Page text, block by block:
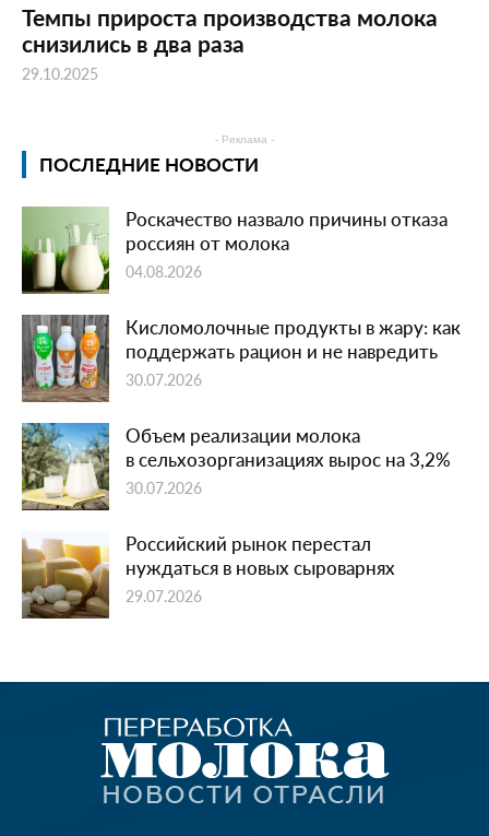
Темпы прироста производства молока
снизились в два раза
29.10.2025
- Реклама -
ПОСЛЕДНИЕ НОВОСТИ
Роскачество назвало причины отказа
россиян от молока
04.08.2026
Кисломолочные продукты в жару: как
поддержать рацион и не навредить
30.07.2026
Объем реализации молока
в сельхозорганизациях вырос на 3,2%
30.07.2026
Российский рынок перестал
нуждаться в новых сыроварнях
29.07.2026